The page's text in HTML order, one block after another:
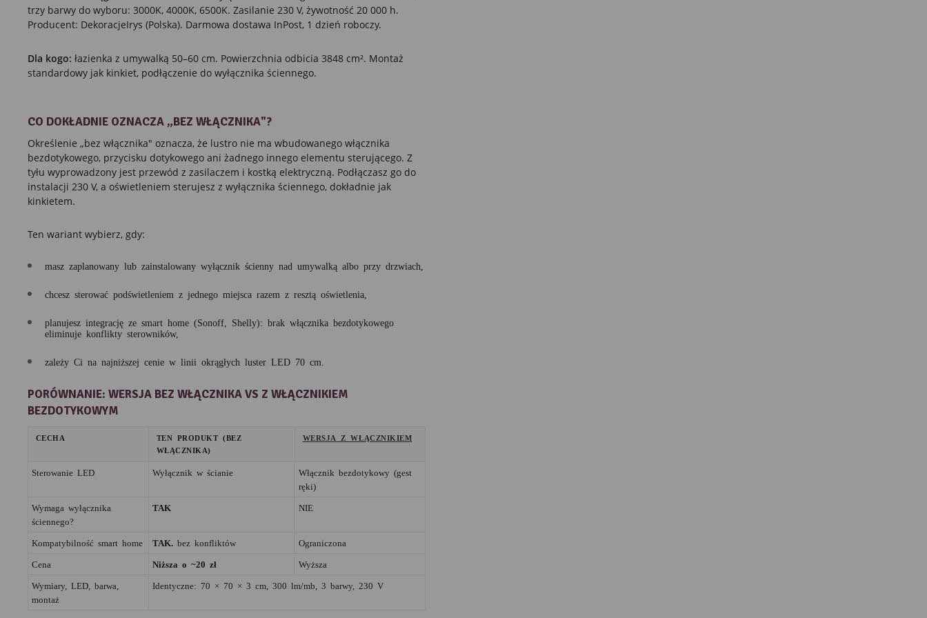
trzy barwy do wyboru: 3000K, 4000K, 6500K. Zasilanie 230 V, żywotność 20 000 h.
Producent: DekoracjeIrys (Polska). Darmowa dostawa InPost, 1 dzień roboczy.
Dla kogo: łazienka z umywalką 50–60 cm. Powierzchnia odbicia 3848 cm². Montaż
standardowy jak kinkiet, podłączenie do wyłącznika ściennego.
CO DOKŁADNIE OZNACZA „BEZ WŁĄCZNIKA"?
Określenie „bez włącznika" oznacza, że lustro nie ma wbudowanego włącznika
bezdotykowego, przycisku dotykowego ani żadnego innego elementu sterującego. Z
tyłu wyprowadzony jest przewód z zasilaczem i kostką elektryczną. Podłączasz go do
instalacji 230 V, a oświetleniem sterujesz z wyłącznika ściennego, dokładnie jak
kinkietem.
Ten wariant wybierz, gdy:
masz zaplanowany lub zainstalowany wyłącznik ścienny nad umywalką albo przy drzwiach,
chcesz sterować podświetleniem z jednego miejsca razem z resztą oświetlenia,
planujesz integrację ze smart home (Sonoff, Shelly): brak włącznika bezdotykowego
eliminuje konflikty sterowników,
zależy Ci na najniższej cenie w linii okrągłych luster LED 70 cm.
PORÓWNANIE: WERSJA BEZ WŁĄCZNIKA VS Z WŁĄCZNIKIEM
BEZDOTYKOWYM
CECHA
TEN PRODUKT (BEZ
WŁĄCZNIKA)
WERSJA Z WŁĄCZNIKIEM
Sterowanie LED Wyłącznik w ścianie
Włącznik bezdotykowy (gest
ręki)
Wymaga wyłącznika
ściennego?
TAK NIE
Kompatybilność smart home TAK. bez konfliktów Ograniczona
Cena Niższa o ~20 zł Wyższa
Wymiary, LED, barwa,
montaż
Identyczne: 70 × 70 × 3 cm, 300 lm/mb, 3 barwy, 230 V